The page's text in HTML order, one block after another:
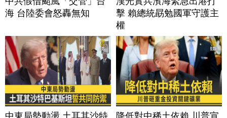
海 台陸委會怒轟無知
擊 賴總統勗勉國軍守護主
權
中東局勢動盪 土耳其沙特
降低對中稀土依賴 川普宣